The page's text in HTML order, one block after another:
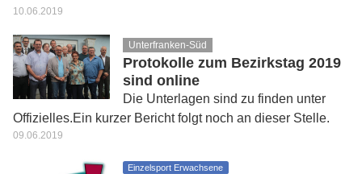
10.06.2019
Unterfranken-Süd
Protokolle zum Bezirkstag 2019
sind online
Die Unterlagen sind zu finden unter
Offizielles.Ein kurzer Bericht folgt noch an dieser Stelle.
09.06.2019
Einzelsport Erwachsene